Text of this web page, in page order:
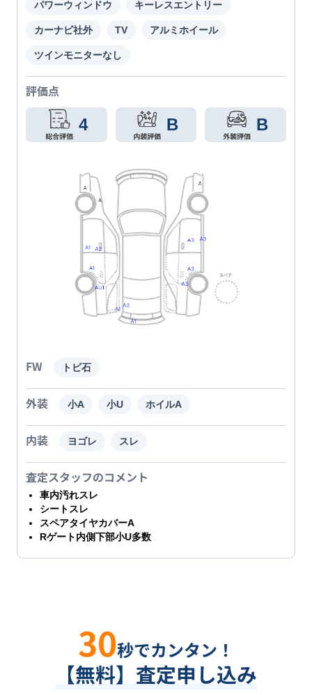
パワーウィンドウ キーレスエントリー
カーナビ社外 TV アルミホイール
ツインモニターなし
評価点
4 B B
FW トビ石
外装 小A 小U ホイルA
内装 ヨゴレ スレ
査定スタッフのコメント
車内汚れスレ
シートスレ
スペアタイヤカバーA
Rゲート内側下部小U多数
30秒でカンタン！
【無料】査定申し込み